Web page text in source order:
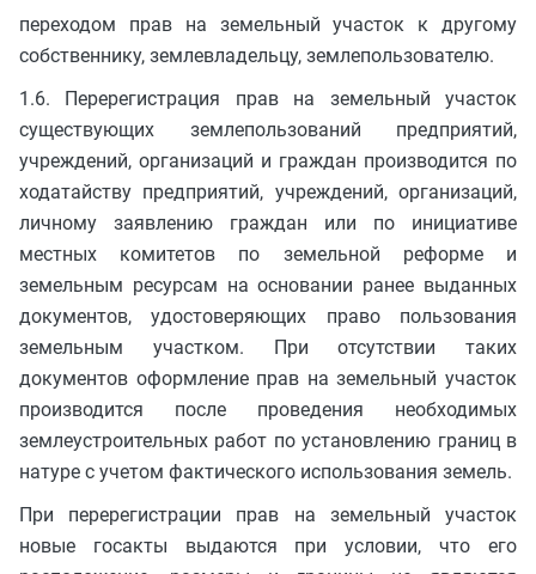
переходом прав на земельный участок к другому
собственнику, землевладельцу, землепользователю.
1.6. Перерегистрация прав на земельный участок
существующих землепользований предприятий,
учреждений, организаций и граждан производится по
ходатайству предприятий, учреждений, организаций,
личному заявлению граждан или по инициативе
местных комитетов по земельной реформе и
земельным ресурсам на основании ранее выданных
документов, удостоверяющих право пользования
земельным участком. При отсутствии таких
документов оформление прав на земельный участок
производится после проведения необходимых
землеустроительных работ по установлению границ в
натуре с учетом фактического использования земель.
При перерегистрации прав на земельный участок
новые госакты выдаются при условии, что его